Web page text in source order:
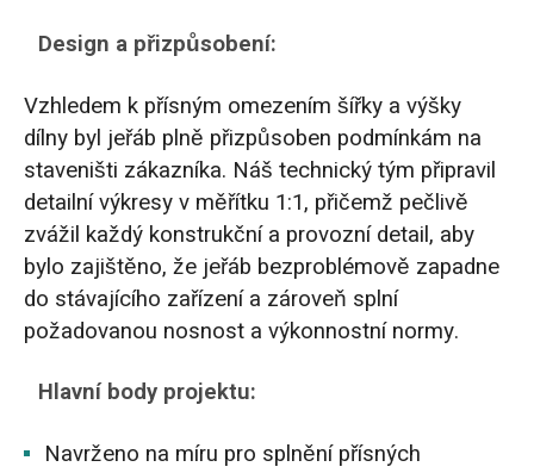
Design a přizpůsobení:
Vzhledem k přísným omezením šířky a výšky
dílny byl jeřáb plně přizpůsoben podmínkám na
staveništi zákazníka. Náš technický tým připravil
detailní výkresy v měřítku 1:1, přičemž pečlivě
zvážil každý konstrukční a provozní detail, aby
bylo zajištěno, že jeřáb bezproblémově zapadne
do stávajícího zařízení a zároveň splní
požadovanou nosnost a výkonnostní normy.
Hlavní body projektu:
Navrženo na míru pro splnění přísných